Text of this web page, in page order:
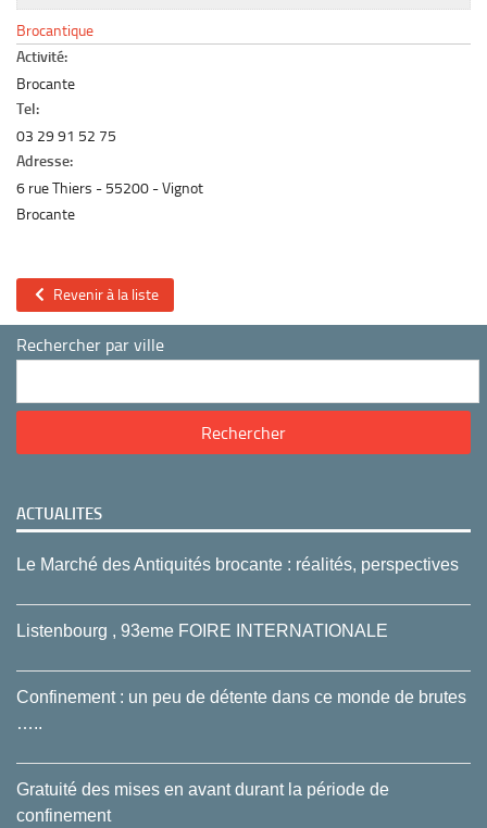
Le marché du mobilier d’occasion
Insertion Annuaire
Contact
Brocantique
Activité:
Brocante
Tel:
03 29 91 52 75
Adresse:
6 rue Thiers 55200
Vignot
Brocante
Revenir à la liste
Rechercher par ville
ACTUALITES
Le Marché des Antiquités brocante : réalités, perspectives
Listenbourg , 93eme FOIRE INTERNATIONALE
Confinement : un peu de détente dans ce monde de brutes
…..
Gratuité des mises en avant durant la période de
confinement